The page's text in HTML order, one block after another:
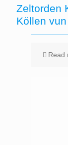
Zeltorden
Köllen
Read